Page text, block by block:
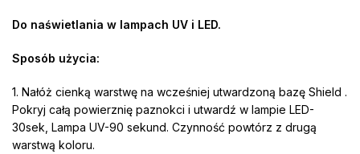
Do naświetlania w lampach UV i LED.
Sposób użycia:
1. Nałóż cienką warstwę na wcześniej utwardzoną bazę Shield .
Pokryj całą powierznię paznokci i utwardź w lampie LED-
30sek, Lampa UV-90 sekund. Czynność powtórz z drugą
warstwą koloru.